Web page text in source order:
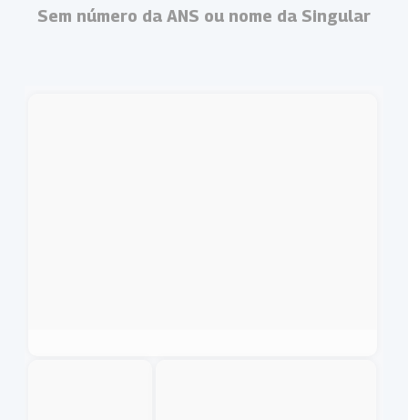
Sem número da ANS ou nome da Singular